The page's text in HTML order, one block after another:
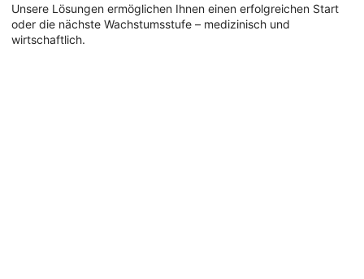
Unsere Lösungen ermöglichen Ihnen einen erfolgreichen Start
oder die nächste Wachstumsstufe – medizinisch und
wirtschaftlich.